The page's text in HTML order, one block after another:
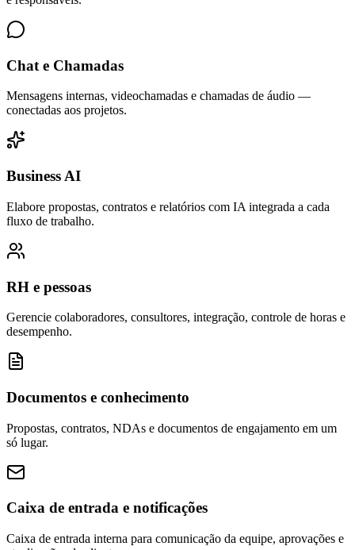
Chat e Chamadas
Mensagens internas, videochamadas e chamadas de áudio —
conectadas aos projetos.
Business AI
Elabore propostas, contratos e relatórios com IA integrada a cada
fluxo de trabalho.
RH e pessoas
Gerencie colaboradores, consultores, integração, controle de horas e
desempenho.
Documentos e conhecimento
Propostas, contratos, NDAs e documentos de engajamento em um
só lugar.
Caixa de entrada e notificações
Caixa de entrada interna para comunicação da equipe, aprovações e